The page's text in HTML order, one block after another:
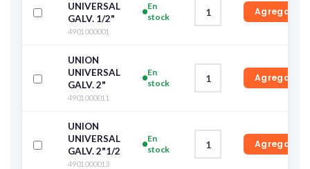
UNIVERSAL
GALV. 1/2"
4901000001
En
stock
Agregar
UNION
UNIVERSAL
GALV. 2"
4901000011
En
stock
Agregar
UNION
UNIVERSAL
GALV. 2"1/2
4901000013
En
stock
Agregar